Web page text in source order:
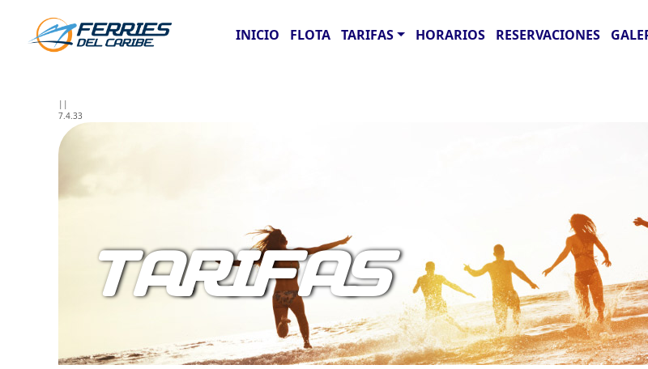
INICIO FLOTA TARIFAS HORARIOS RESERVACIONES
||
7.4.33
TARIFAS